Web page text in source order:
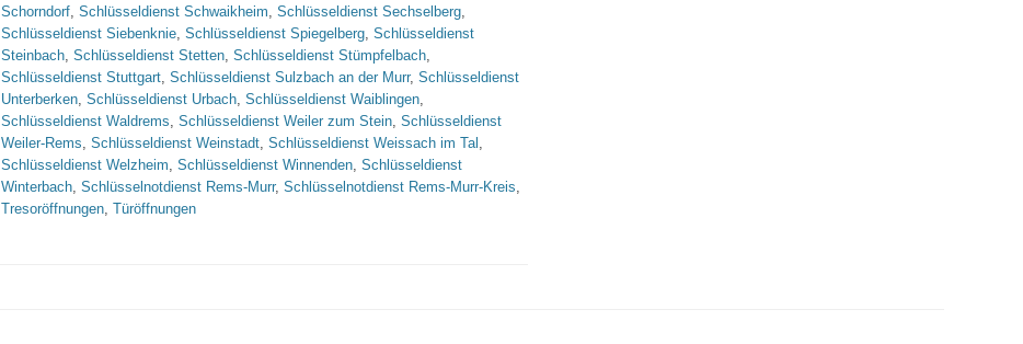
Schorndorf, Schlüsseldienst Schwaikheim, Schlüsseldienst Sechselberg,
Schlüsseldienst Siebenknie, Schlüsseldienst Spiegelberg, Schlüsseldienst
Steinbach, Schlüsseldienst Stetten, Schlüsseldienst Stümpfelbach,
Schlüsseldienst Stuttgart, Schlüsseldienst Sulzbach an der Murr, Schlüsseldienst
Unterberken, Schlüsseldienst Urbach, Schlüsseldienst Waiblingen,
Schlüsseldienst Waldrems, Schlüsseldienst Weiler zum Stein, Schlüsseldienst
Weiler-Rems, Schlüsseldienst Weinstadt, Schlüsseldienst Weissach im Tal ,
Schlüsseldienst Welzheim, Schlüsseldienst Winnenden, Schlüsseldienst
Winterbach, Schlüsselnotdienst Rems-Murr, Schlüsselnotdienst Rems-Murr-Kreis,
Tresoröffnungen, Türöffnungen